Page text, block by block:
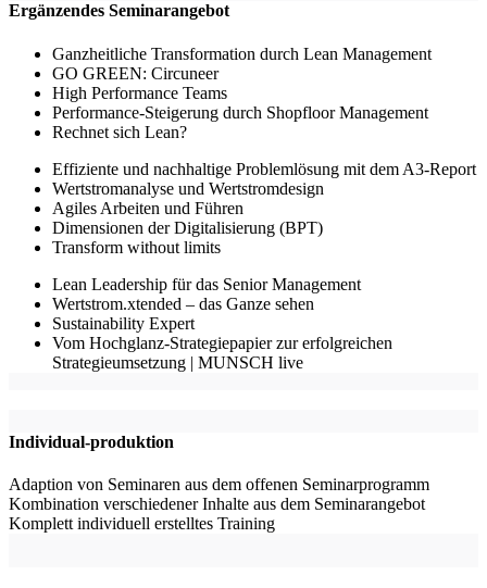
Ergänzendes Seminarangebot
Ganzheitliche Transformation durch Lean Management
GO GREEN: Circuneer
High Performance Teams
Performance-Steigerung durch Shopfloor Management
Rechnet sich Lean?
Effiziente und nachhaltige Problemlösung mit dem A3-Report
Wertstromanalyse und Wertstromdesign
Agiles Arbeiten und Führen
Dimensionen der Digitalisierung (BPT)
Transform without limits
Lean Leadership für das Senior Management
Wertstrom.xtended – das Ganze sehen
Sustainability Expert
Vom Hochglanz-Strategiepapier zur erfolgreichen
Strategieumsetzung | MUNSCH live
Individual-produktion
Adaption von Seminaren aus dem offenen Seminarprogramm
Kombination verschiedener Inhalte aus dem Seminarangebot
Komplett individuell erstelltes Training